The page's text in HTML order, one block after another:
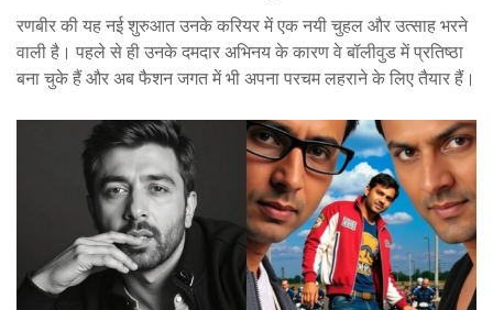
रणबीर की यह नई शुरुआत उनके करियर में एक नयी चुहल और उत्साह भरने
वाली है। पहले से ही उनके दमदार अभिनय के कारण वे बॉलीवुड में प्रतिष्ठा
बना चुके हैं और अब फैशन जगत में भी अपना परचम लहराने के लिए तैयार हैं।